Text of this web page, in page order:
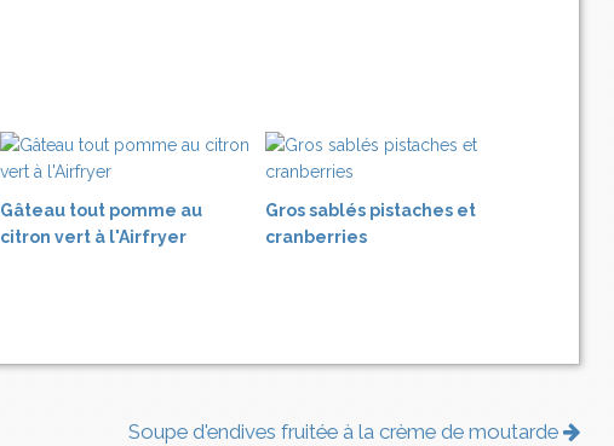
Gâteau tout pomme au
citron vert à l'Airfryer
Gros sablés pistaches et
cranberries
Soupe d'endives fruitée à la crème de moutarde